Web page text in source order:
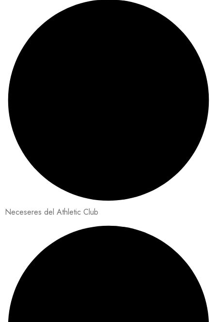
Neceseres del Athletic Club